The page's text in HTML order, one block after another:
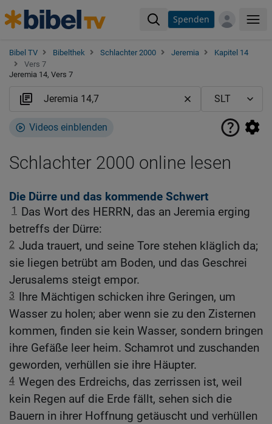
Spenden
Bibel TV Bibelthek Schlachter 2000 Jeremia
Kapitel 14
Vers 7
Jeremia 14, Vers 7
Videos einblenden
Schlachter 2000 online lesen
Die Dürre und das kommende Schwert
1
Das Wort des HERRN, das an Jeremia erging
betreffs der Dürre:
2 Juda trauert, und seine Tore stehen kläglich da;
sie liegen betrübt am Boden, und das Geschrei
Jerusalems steigt empor.
3 Ihre Mächtigen schicken ihre Geringen, um
Wasser zu holen; aber wenn sie zu den Zisternen
kommen, finden sie kein Wasser, sondern bringen
ihre Gefäße leer heim. Schamrot und zuschanden
geworden, verhüllen sie ihre Häupter.
4 Wegen des Erdreichs, das zerrissen ist, weil
kein Regen auf die Erde fällt, sehen sich die
Bauern in ihrer Hoffnung getäuscht und verhüllen